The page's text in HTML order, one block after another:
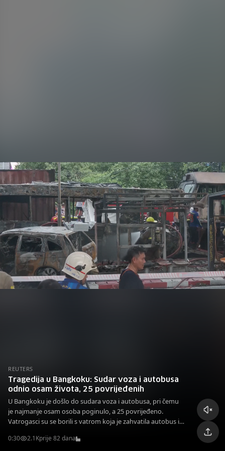
REUTERS
Tragedija u Bangkoku: Sudar voza i autobusa
odnio osam života, 25 povrijeđenih
U Bangkoku je došlo do sudara voza i autobusa, pri čemu
je najmanje osam osoba poginulo, a 25 povrijeđeno.
Vatrogasci su se borili s vatrom koja je zahvatila autobus i
0:30 2.1Kprije 82 dana